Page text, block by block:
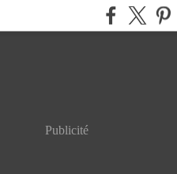
Publicité